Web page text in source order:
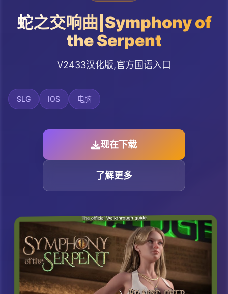
蛇之交响曲|Symphony of
the Serpent
V2433汉化版,官方国语入口
SLG IOS 电脑
现在下载
了解更多